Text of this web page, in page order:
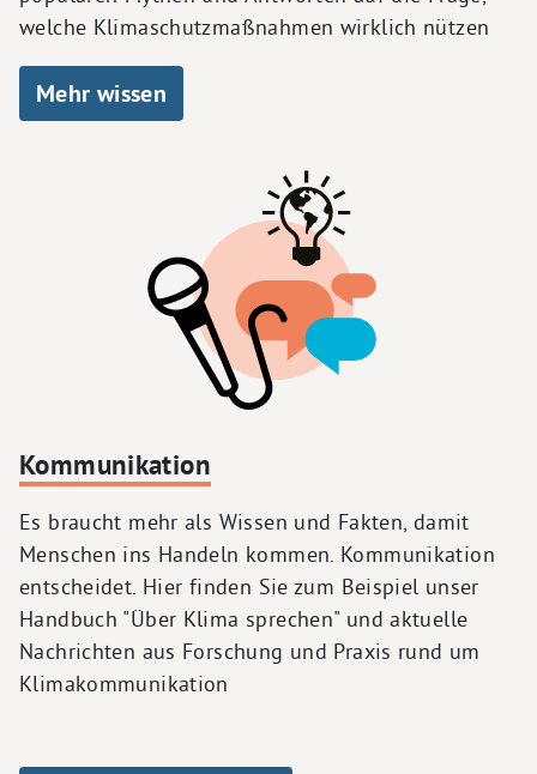
welche Klimaschutzmaßnahmen wirklich nützen
Mehr wissen
Kommunikation
Es braucht mehr als Wissen und Fakten, damit
Menschen ins Handeln kommen. Kommunikation
entscheidet. Hier finden Sie zum Beispiel unser
Handbuch "Über Klima sprechen" und aktuelle
Nachrichten aus Forschung und Praxis rund um
Klimakommunikation